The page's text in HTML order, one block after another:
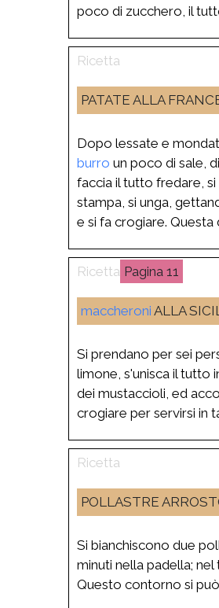
poco di zucchero, il
PATATE ALLA
Dopo lessate e
burro un poco di sale,
faccia il tutto fredare,
stampa, si unga,
e si fa crogiare.
11
maccheroni ALLA
Si prendano per sei
limone, s'unisca il tutto
dei mustaccioli, ed
crogiare per servirsi in
POLLASTRE
Si bianchiscono due
minuti nella padella;
Questo contorno si